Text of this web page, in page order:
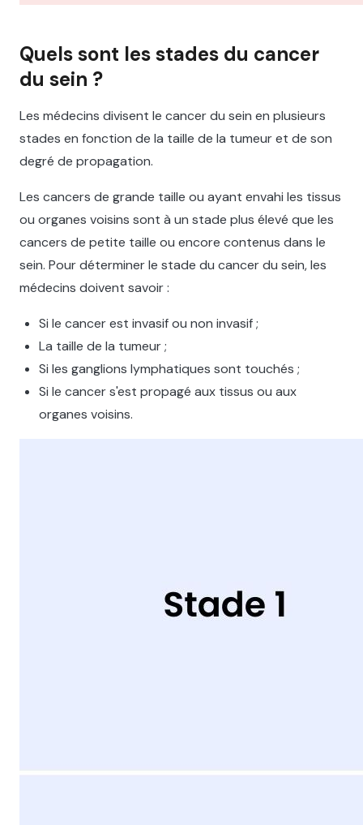
Quels sont les stades du cancer
du sein ?
Les médecins divisent le cancer du sein en plusieurs
stades en fonction de la taille de la tumeur et de son
degré de propagation.
Les cancers de grande taille ou ayant envahi les tissus
ou organes voisins sont à un stade plus élevé que les
cancers de petite taille ou encore contenus dans le
sein. Pour déterminer le stade du cancer du sein, les
médecins doivent savoir :
Si le cancer est invasif ou non invasif ;
La taille de la tumeur ;
Si les ganglions lymphatiques sont touchés ;
Si le cancer s'est propagé aux tissus ou aux
organes voisins.